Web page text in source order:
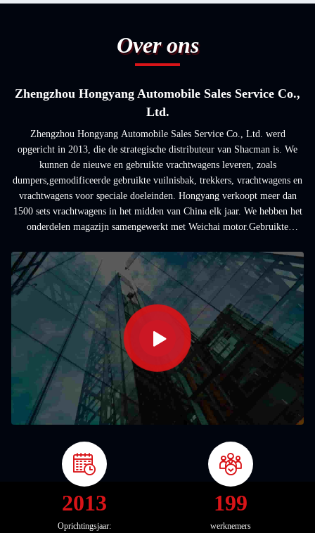
Over ons
Zhengzhou Hongyang Automobile Sales Service Co.,
Ltd.
Zhengzhou Hongyang Automobile Sales Service Co., Ltd. werd
opgericht in 2013, die de strategische distributeur van Shacman is. We
kunnen de nieuwe en gebruikte vrachtwagens leveren, zoals
dumpers,gemodificeerde gebruikte vuilnisbak, trekkers, vrachtwagens en
vrachtwagens voor speciale doeleinden. Hongyang verkoopt meer dan
1500 sets vrachtwagens in het midden van China elk jaar. We hebben het
onderdelen magazijn samengewerkt met Weichai motor.Gebruikte
2013
Oprichtingsjaar:
199
werknemers